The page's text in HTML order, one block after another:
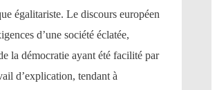
égalitariste. Le discours européen
d’une société éclatée,
la démocratie ayant été facilité par
d’explication, tendant à